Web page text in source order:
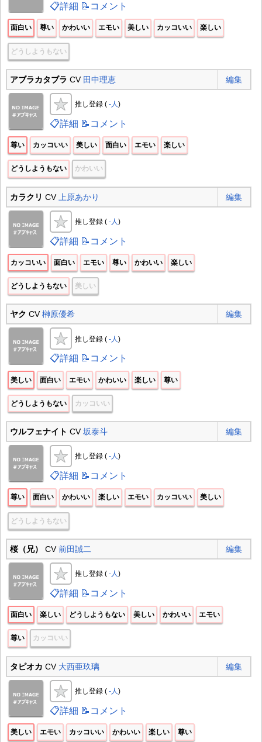
📋詳細 📝コメント
面白い 尊い かわいい エモい 美しい カッコいい 楽しい
どうしようもない
アブラカタブラ CV 田中理恵 編集
推し登録 ( -人)
📋詳細 📝コメント
尊い カッコいい 美しい 面白い エモい 楽しい
どうしようもない かわいい
カラクリ CV 上原あかり 編集
推し登録 ( -人)
📋詳細 📝コメント
カッコいい 面白い エモい 尊い かわいい 楽しい
どうしようもない 美しい
ヤク CV榊原優希 編集
推し登録 ( -人 )
📋詳細 📝コメント
美しい 面白い エモい かわいい 楽しい 尊い
どうしようもない カッコいい
ウルフェナイト CV坂泰斗 編集
推し登録 ( -人)
📋詳細 📝コメント
尊い 面白い かわいい 楽しい エモい カッコいい 美しい
どうしようもない
桜（兄） CV前田誠二 編集
推し登録 ( -人)
📋詳細 📝コメント
面白い 楽しい どうしようもない 美しい かわいい エモい
尊い カッコいい
タピオカ CV 大西亜玖璃 編集
推し登録 ( -人)
📋詳細 📝コメント
美しい エモい カッコいい かわいい 楽しい 尊い